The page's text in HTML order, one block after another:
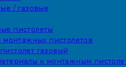
/ газовые
пистолеты
монтажных пистолетов
газовый
к монтажным